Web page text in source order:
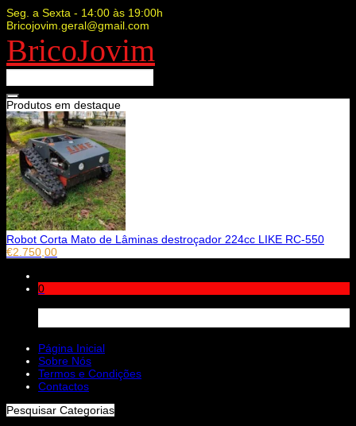
Seg. a Sexta - 14:00 às 19:00h
Bricojovim.geral@gmail.com
BricoJovim
Produtos em destaque
Robot Corta Mato de Lâminas destroçador 224cc LIKE RC-550
€2.750,00
0
Página Inicial
Sobre Nós
Termos e Condições
Contactos
Pesquisar Categorias